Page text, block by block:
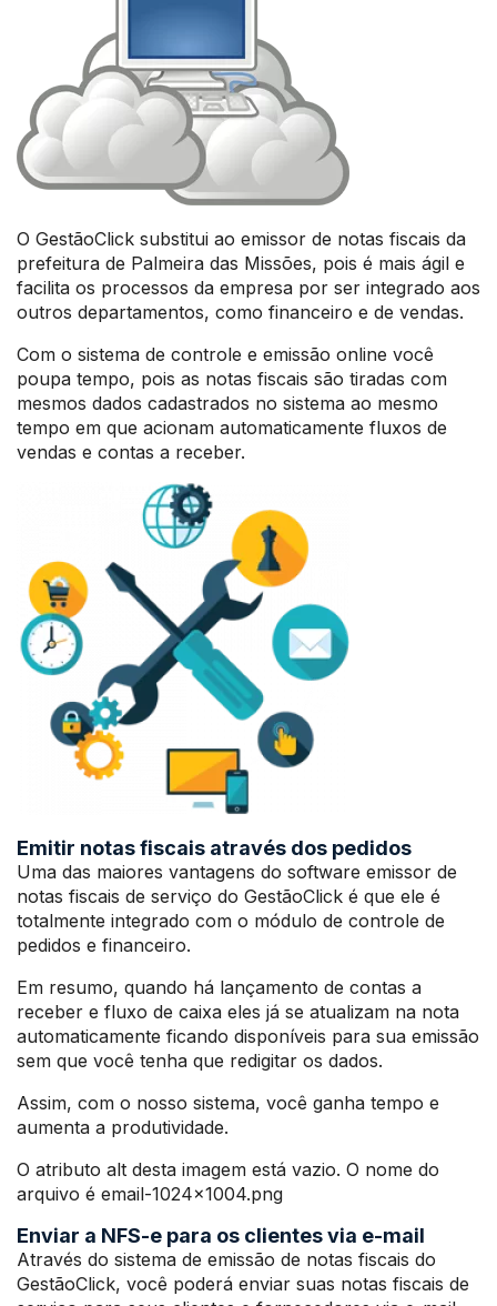
O GestãoClick substitui ao emissor de notas fiscais da
prefeitura de Palmeira das Missões, pois é mais ágil e
facilita os processos da empresa por ser integrado aos
outros departamentos, como financeiro e de vendas.
Com o sistema de controle e emissão online você
poupa tempo, pois as notas fiscais são tiradas com
mesmos dados cadastrados no sistema ao mesmo
tempo em que acionam automaticamente fluxos de
vendas e contas a receber.
Emitir notas fiscais através dos pedidos
Uma das maiores vantagens do software emissor de
notas fiscais de serviço do GestãoClick é que ele é
totalmente integrado com o módulo de controle de
pedidos e financeiro.
Em resumo, quando há lançamento de contas a
receber e fluxo de caixa eles já se atualizam na nota
automaticamente ficando disponíveis para sua emissão
sem que você tenha que redigitar os dados.
Assim, com o nosso sistema, você ganha tempo e
aumenta a produtividade.
O atributo alt desta imagem está vazio. O nome do
arquivo é email-1024×1004.png
Enviar a NFS-e para os clientes via e-mail
Através do sistema de emissão de notas fiscais do
GestãoClick, você poderá enviar suas notas fiscais de